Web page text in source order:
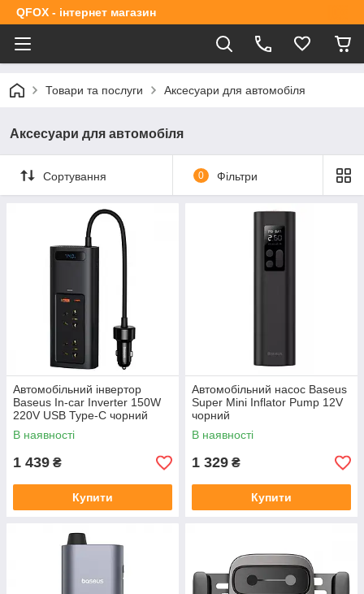
QFOX - інтернет магазин
Товари та послуги Аксесуари для автомобіля
Аксесуари для автомобіля
Сортування 0 Фільтри
Автомобільний інвертор
Baseus In-car Inverter 150W
220V USB Type-C чорний
В наявності
1 439 ₴
Купити
Автомобільний насос Baseus
Super Mini Inflator Pump 12V
чорний
В наявності
1 329 ₴
Купити